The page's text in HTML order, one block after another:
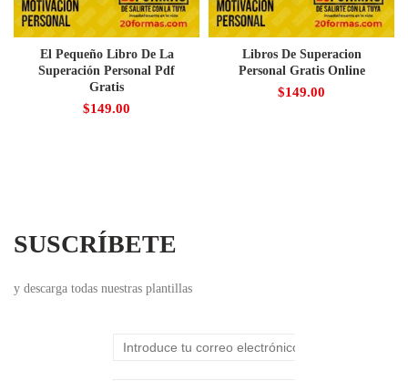
El Pequeño Libro De La
Superación Personal Pdf
Gratis
$149.00
Libros De Superacion
Personal Gratis Online
$149.00
SUSCRÍBETE
y descarga todas nuestras plantillas